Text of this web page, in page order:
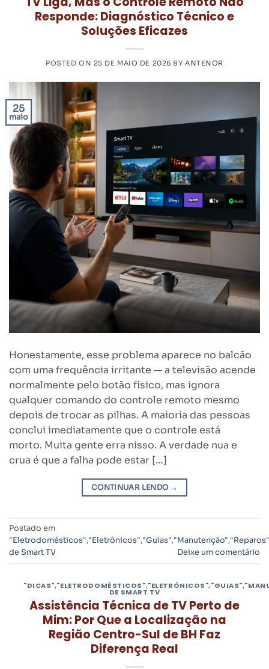
Responde: Diagnóstico Técnico e
Soluções Eficazes
POSTED ON 25 DE MAIO DE 2026 BYANTENOR
25
maio
Honestamente, esse problema aparece no balcão
com uma frequência irritante — a televisão acende
normalmente pelo botão físico, mas ignora
qualquer comando do controle remoto mesmo
depois de trocar as pilhas. A maioria das pessoas
conclui imediatamente que o controle está
morto. Muita gente erra nisso. A verdade nua e
crua é que a falha pode estar […]
CONTINUAR LENDO →
Postado em
"Eletrodomésticos","Eletrônicos","Guias","Manutenção","Reparos"
de Smart TV
Deixe um comentário
"DICAS","ELETRODOMÉSTICOS","ELETRÔNICOS","GUIAS",
DE SMART TV
Assistência Técnica de TV Perto de
Mim: Por Que a Localização na
Região Centro-Sul de BH Faz
Diferença Real